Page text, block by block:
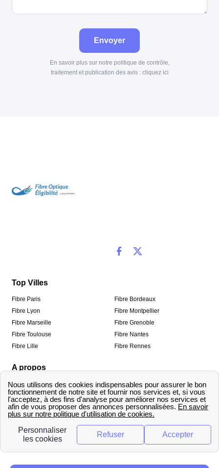
Envoyer
En savoir plus sur notre politique de contrôle,
traitement et publication des avis : cliquez ici
Top Villes
Fibre Paris
Fibre Lyon
Fibre Marseille
Fibre Toulouse
Fibre Lille
Fibre Bordeaux
Fibre Montpellier
Fibre Grenoble
Fibre Nantes
Fibre Rennes
A propos
Qui sommes-nous ?
Informations de contact
Méthodologie de classement
Mentions légales
Traitement des avis
Copyright © fibre-optique-eligibilite.fr 2026 – Tous
droits réservés